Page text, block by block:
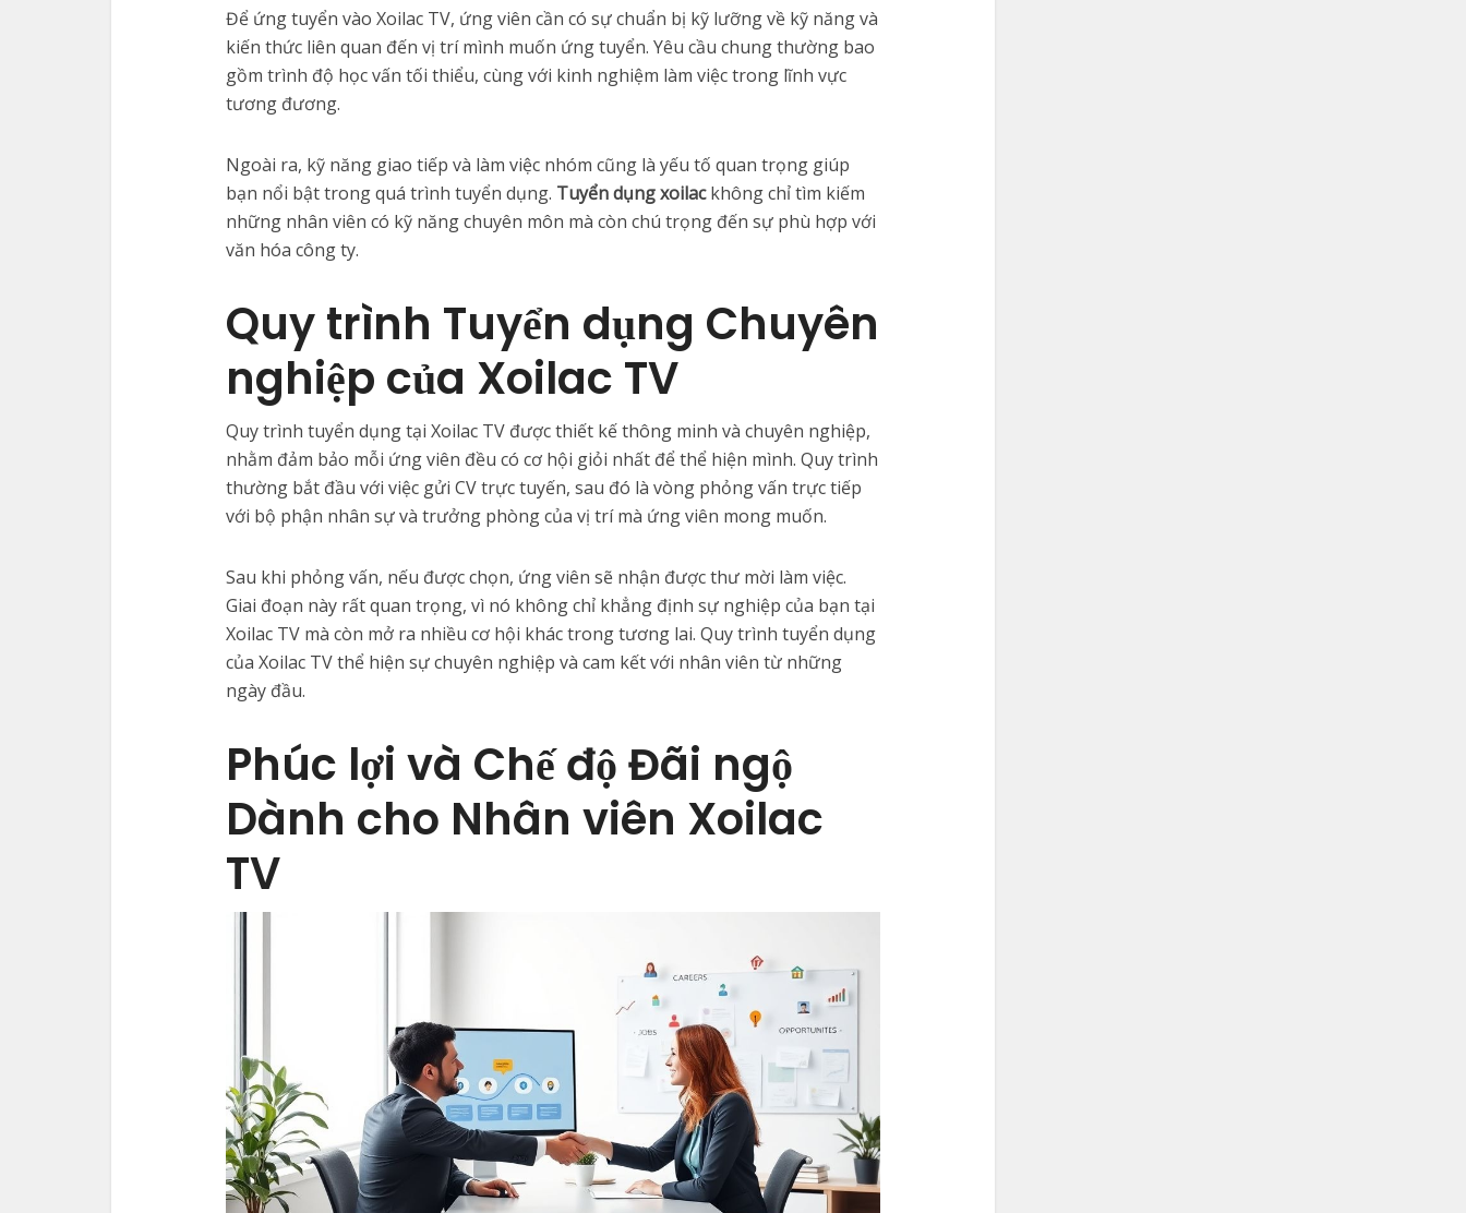
Để ứng tuyển vào Xoilac TV, ứng viên cần có sự chuẩn bị kỹ lưỡng về kỹ năng và
kiến thức liên quan đến vị trí mình muốn ứng tuyển. Yêu cầu chung thường bao
gồm trình độ học vấn tối thiểu, cùng với kinh nghiệm làm việc trong lĩnh vực
tương đương.
Ngoài ra, kỹ năng giao tiếp và làm việc nhóm cũng là yếu tố quan trọng giúp
bạn nổi bật trong quá trình tuyển dụng. Tuyển dụng xoilackhông chỉ tìm kiếm
những nhân viên có kỹ năng chuyên môn mà còn chú trọng đến sự phù hợp với
văn hóa công ty.
Quy trình Tuyển dụng Chuyên
nghiệp của Xoilac TV
Quy trình tuyển dụng tại Xoilac TV được thiết kế thông minh và chuyên nghiệp,
nhằm đảm bảo mỗi ứng viên đều có cơ hội giỏi nhất để thể hiện mình. Quy trình
thường bắt đầu với việc gửi CV trực tuyến, sau đó là vòng phỏng vấn trực tiếp
với bộ phận nhân sự và trưởng phòng của vị trí mà ứng viên mong muốn.
Sau khi phỏng vấn, nếu được chọn, ứng viên sẽ nhận được thư mời làm việc.
Giai đoạn này rất quan trọng, vì nó không chỉ khẳng định sự nghiệp của bạn tại
Xoilac TV mà còn mở ra nhiều cơ hội khác trong tương lai. Quy trình tuyển dụng
của Xoilac TV thể hiện sự chuyên nghiệp và cam kết với nhân viên từ những
ngày đầu.
Phúc lợi và Chế độ Đãi ngộ
Dành cho Nhân viên Xoilac
TV